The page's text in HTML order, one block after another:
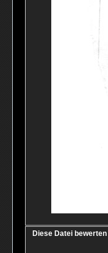
Diese Datei bewerten